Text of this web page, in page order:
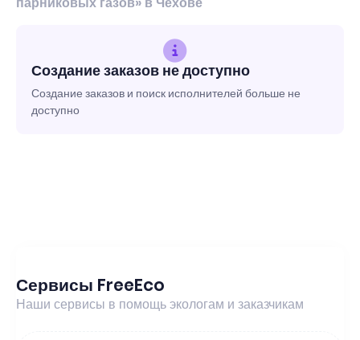
Создание заказов не доступно
Создание заказов и поиск исполнителей больше не
доступно
Сервисы FreeEco
Наши сервисы в помощь экологам и заказчикам